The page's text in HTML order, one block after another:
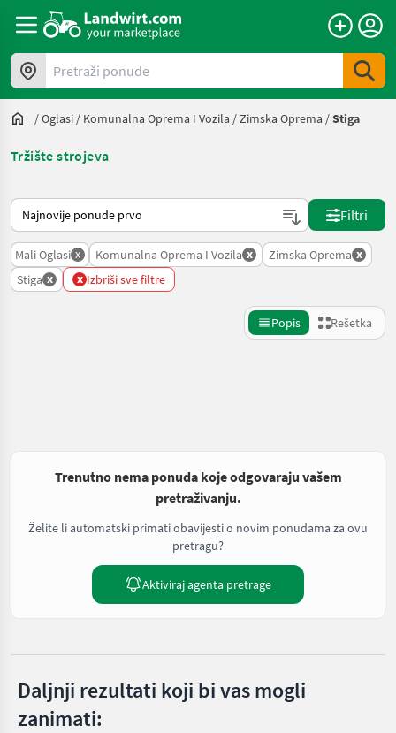
Pretraži ponude
/Oglasi / Komunalna Oprema I Vozila /Zimska Oprema /Stiga
Tržište strojeva
Tako se sortira na Landwirt.com
Filtri
Mali Oglasi x Komunalna Oprema I Vozila x Zimska Oprema x
Stiga x x Izbriši sve filtre
Popis Rešetka
Trenutno nema ponuda koje odgovaraju vašem
pretraživanju.
Želite li automatski primati obavijesti o novim ponudama za ovu
pretragu?
Aktiviraj agenta pretrage
Daljnji rezultati koji bi vas mogli
zanimati: